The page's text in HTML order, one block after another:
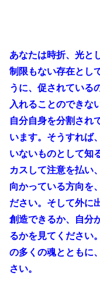
あなたは時折、光と
制限もない存在とし
うに、促されている
入れることのできな
自分自身を分割され
います。そうすれば
いないものとして知
カスして注意を払い
向かっている方向を
ださい。そして外に
創造できるか、自分
るかを見てください
の多くの魂とともに
さい。